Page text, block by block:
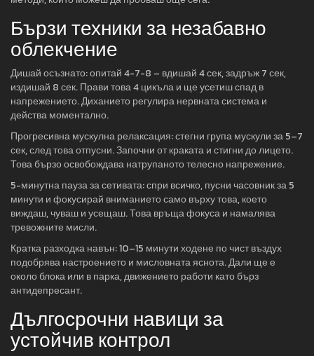
Бързи техники за незабавно
облекчение
Дишай осъзнато: опитай 4-7-8 – вдишай 4 сек, задръж 7 сек,
издишай 8 сек. Прави това 4 цикъла и ще усетиш спад в
напрежението. Диханието регулира нервната система и
действа моментално.
Прогресивна мускулна релаксация: стегни група мускули за 5–7
сек, след това отпусни. Започни от краката и стигни до лицето.
Това бързо освобождава натрупаното телесно напрежение.
5-минутна пауза за сетивата: спри всичко, пусни часовник за 5
минути и фокусирай вниманието само върху това, което
виждаш, чуваш и усещаш. Това връща фокуса и намалява
тревожните мисли.
Кратка разходка навън: 10–15 минути ходене по чист въздух
подобрява настроението и мисловната яснота. Дали ще е
около блока или в парка, движението работи като бърз
антидепресант.
Дългосрочни навици за
устойчив контрол